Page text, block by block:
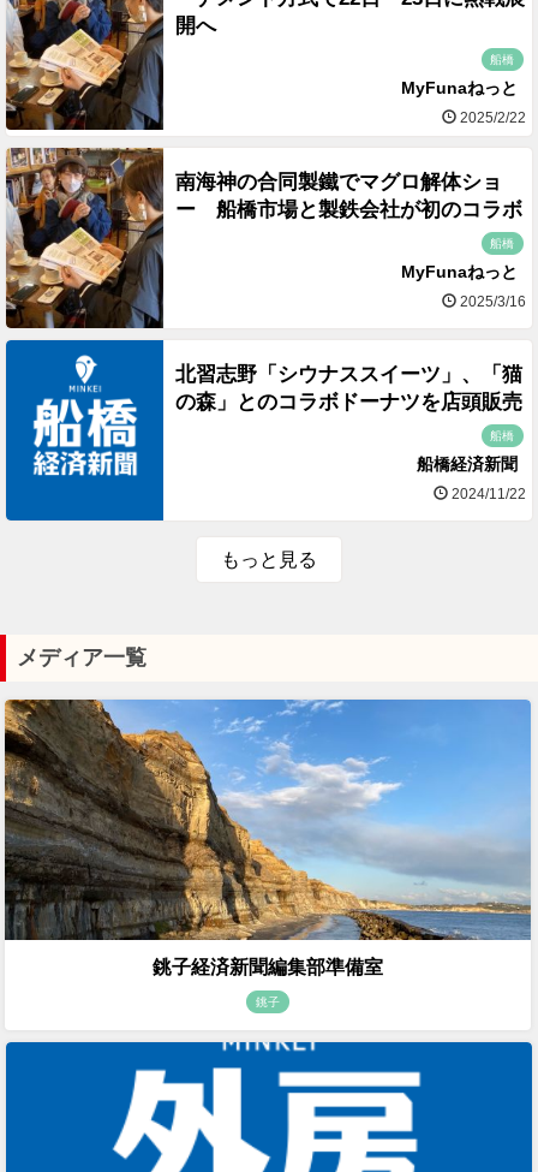
開へ
船橋
MyFunaねっと
2025/2/22
南海神の合同製鐵でマグロ解体ショ
ー 船橋市場と製鉄会社が初のコラボ
船橋
MyFunaねっと
2025/3/16
北習志野「シウナススイーツ」、「猫
の森」とのコラボドーナツを店頭販売
船橋
船橋経済新聞
2024/11/22
もっと見る
メディア一覧
銚子経済新聞編集部準備室
銚子